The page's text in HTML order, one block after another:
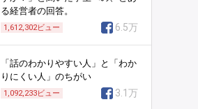
る経営者の回答。
1,612,302ビュー 6.5万
「話のわかりやすい人」と「わか
りにくい人」のちがい
1,092,233ビュー 3.1万